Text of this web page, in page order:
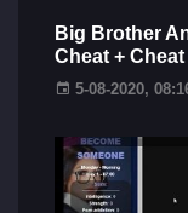
Big Brother
Cheat + Cheat
5-08-2020,